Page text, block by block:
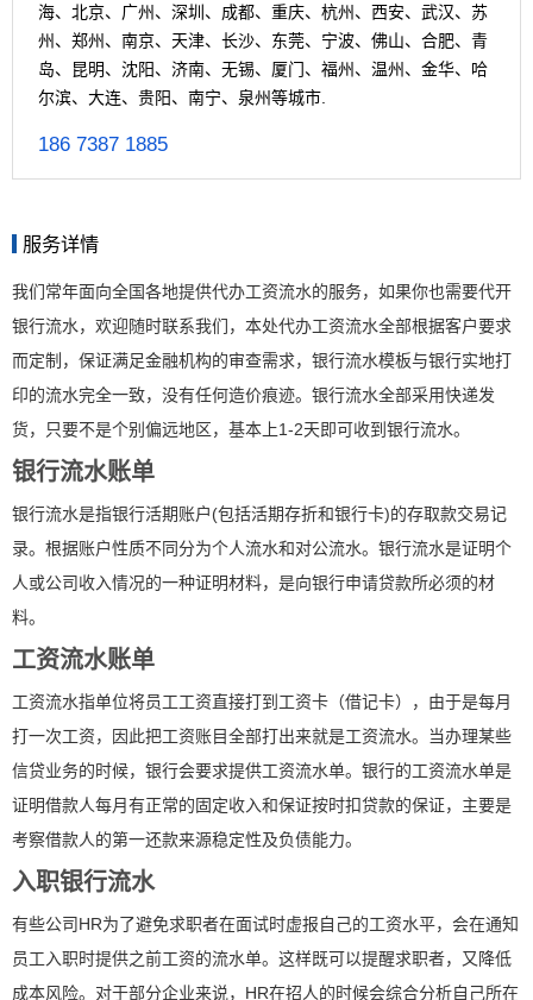
海、北京、广州、深圳、成都、重庆、杭州、西安、武汉、苏
州、郑州、南京、天津、长沙、东莞、宁波、佛山、合肥、青
岛、昆明、沈阳、济南、无锡、厦门、福州、温州、金华、哈
尔滨、大连、贵阳、南宁、泉州等城市.
186 7387 1885
服务详情
我们常年面向全国各地提供代办工资流水的服务，如果你也需要代开
银行流水，欢迎随时联系我们，本处代办工资流水全部根据客户要求
而定制，保证满足金融机构的审查需求，银行流水模板与银行实地打
印的流水完全一致，没有任何造价痕迹。银行流水全部采用快递发
货，只要不是个别偏远地区，基本上1-2天即可收到银行流水。
银行流水账单
银行流水是指银行活期账户(包括活期存折和银行卡)的存取款交易记
录。根据账户性质不同分为个人流水和对公流水。银行流水是证明个
人或公司收入情况的一种证明材料，是向银行申请贷款所必须的材
料。
工资流水账单
工资流水指单位将员工工资直接打到工资卡（借记卡），由于是每月
打一次工资，因此把工资账目全部打出来就是工资流水。当办理某些
信贷业务的时候，银行会要求提供工资流水单。银行的工资流水单是
证明借款人每月有正常的固定收入和保证按时扣贷款的保证，主要是
考察借款人的第一还款来源稳定性及负债能力。
入职银行流水
有些公司HR为了避免求职者在面试时虚报自己的工资水平，会在通知
员工入职时提供之前工资的流水单。这样既可以提醒求职者，又降低
成本风险。对于部分企业来说，HR在招人的时候会综合分析自己所在